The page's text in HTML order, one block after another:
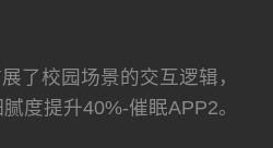
了校园场景的交互逻辑，
度提升40%-催眠APP2。